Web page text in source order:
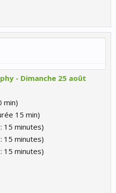
- Dimanche 25 août
min)
15 min)
15 minutes)
15 minutes)
15 minutes)